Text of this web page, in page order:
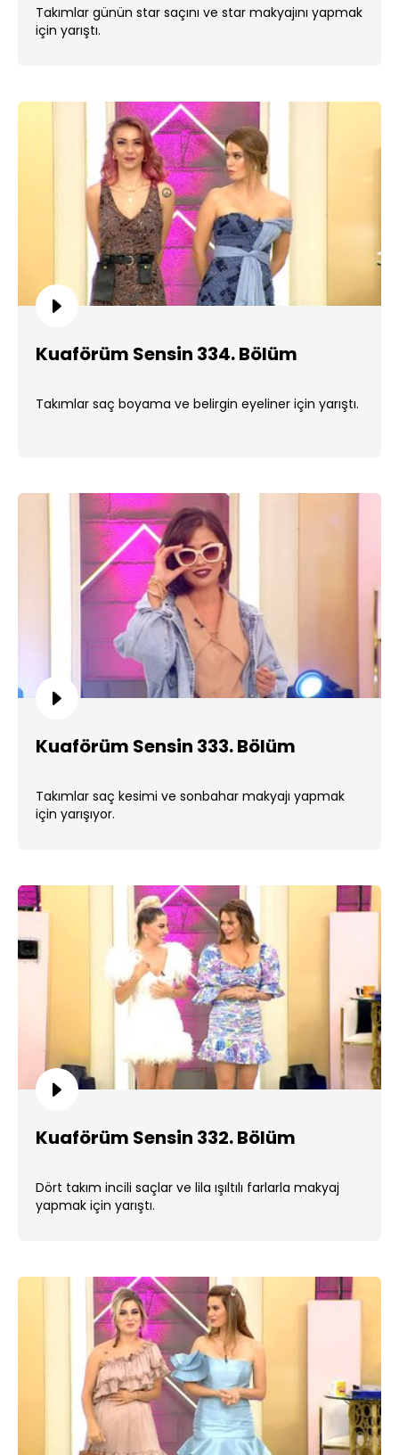
Takımlar günün star saçını ve star makyajını yapmak
için yarıştı.
Kuaförüm Sensin 334. Bölüm
Takımlar saç boyama ve belirgin eyeliner için yarıştı.
Kuaförüm Sensin 333. Bölüm
Takımlar saç kesimi ve sonbahar makyajı yapmak
için yarışıyor.
Kuaförüm Sensin 332. Bölüm
Dört takım incili saçlar ve lila ışıltılı farlarla makyaj
yapmak için yarıştı.